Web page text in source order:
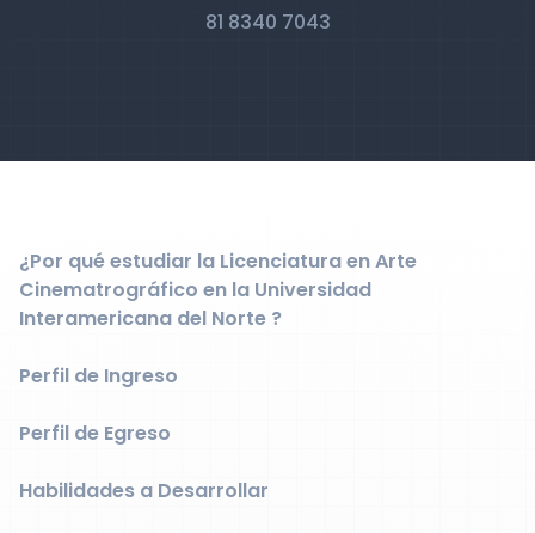
81 8340 7043
¿Por qué estudiar la Licenciatura en Arte
Cinematrográfico en la Universidad
Interamericana del Norte ?
Perfil de Ingreso
Perfil de Egreso
Habilidades a Desarrollar